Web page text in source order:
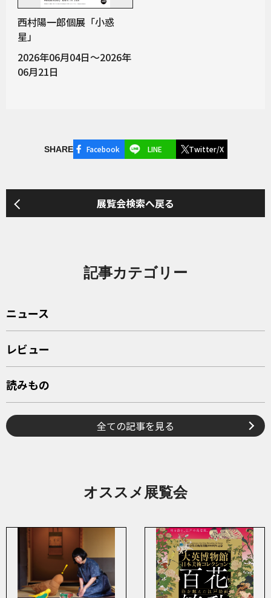
西村陽一郎個展「小惑
星」
2026年06月04日～2026年
06月21日
SHARE Facebook LINE Twitter/X
展覧会検索へ戻る
記事カテゴリー
ニュース
レビュー
読みもの
全ての記事を見る
オススメ展覧会